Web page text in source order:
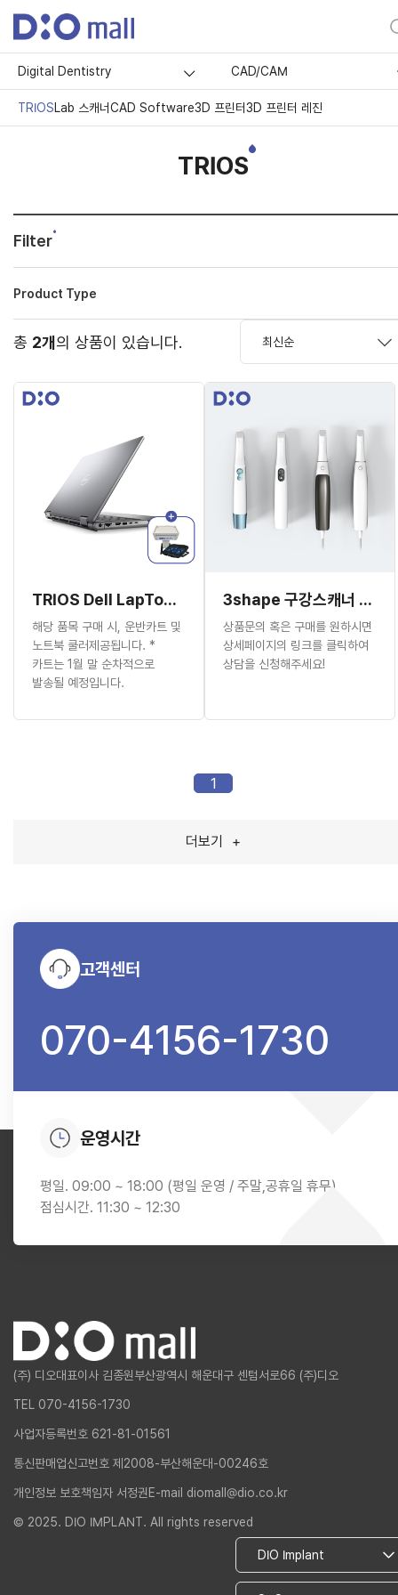
Digital Dentistry CAD/CAM
TRIOSLab 스캐너CAD Software3D 프린터3D 프린터 레진
TRIOS
Filter
Product Type
총 2개의 상품이 있습니다.
TRIOS Dell LapTop (7680)
해당 품목 구매 시, 운반카트 및
노트북 쿨러제공됩니다. *
카트는 1월 말 순차적으로
발송될 예정입니다.
3shape 구강스캐너 (가격문의)
상품문의 혹은 구매를 원하시면
상세페이지의 링크를 클릭하여
상담을 신청해주세요!
1
더보기 +
고객센터
070-4156-1730
운영시간
평일. 09:00 ~ 18:00 (평일 운영 / 주말,공휴일 휴무)
점심시간. 11:30 ~ 12:30
(주) 디오대표이사 김종원부산광역시 해운대구 센텀서로66 (주)디오
TEL 070-4156-1730
사업자등록번호 621-81-01561
통신판매업신고번호 제2008-부산해운대-00246호
개인정보 보호책임자 서정권 E-mail diomall@dio.co.kr
© 2025. DIO IMPLANT. All rights reserved